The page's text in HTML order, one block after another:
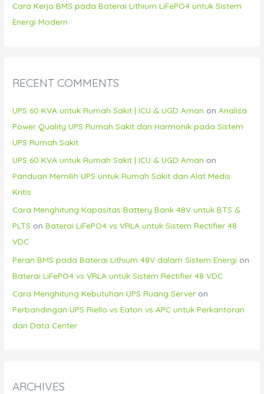
Cara Kerja BMS pada Baterai Lithium LiFePO4 untuk Sistem
Energi Modern
RECENT COMMENTS
UPS 60 KVA untuk Rumah Sakit | ICU & UGD Aman onAnalisa
Power Quality UPS Rumah Sakit dan Harmonik pada Sistem
UPS Rumah Sakit
UPS 60 KVA untuk Rumah Sakit | ICU & UGD Aman on
Panduan Memilih UPS untuk Rumah Sakit dan Alat Medis
Kritis
Cara Menghitung Kapasitas Battery Bank 48V untuk BTS &
PLTS onBaterai LiFePO4 vs VRLA untuk Sistem Rectifier 48
VDC
Peran BMS pada Baterai Lithium 48V dalam Sistem Energi on
Baterai LiFePO4 vs VRLA untuk Sistem Rectifier 48 VDC
Cara Menghitung Kebutuhan UPS Ruang Server on
Perbandingan UPS Riello vs Eaton vs APC untuk Perkantoran
dan Data Center
ARCHIVES